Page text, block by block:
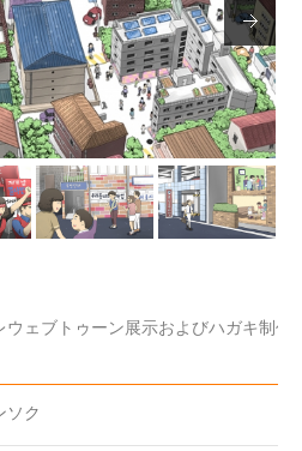
ウェブトゥーン展示およびハガキ制作
ソク